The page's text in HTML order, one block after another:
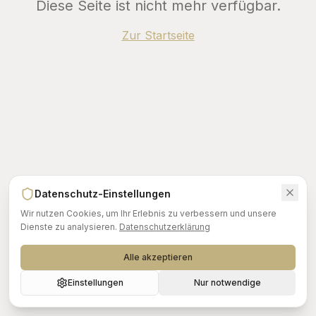
Diese Seite ist nicht mehr verfügbar.
Zur Startseite
Datenschutz-Einstellungen
Wir nutzen Cookies, um Ihr Erlebnis zu verbessern und unsere
Dienste zu analysieren. Datenschutzerklärung
Alle akzeptieren
Einstellungen Nur notwendige